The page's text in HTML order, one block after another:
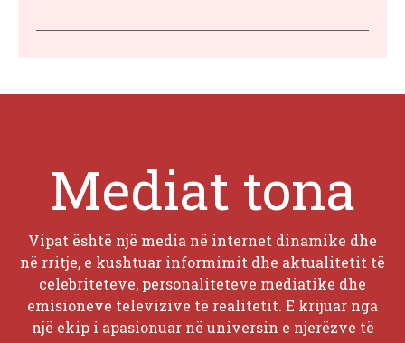
Mediat tona
Vipat është një media në internet dinamike dhe
në rritje, e kushtuar informimit dhe aktualitetit të
celebriteteve, personaliteteve mediatike dhe
emisioneve televizive të realitetit. E krijuar nga
një ekip i apasionuar në universin e njerëzve të